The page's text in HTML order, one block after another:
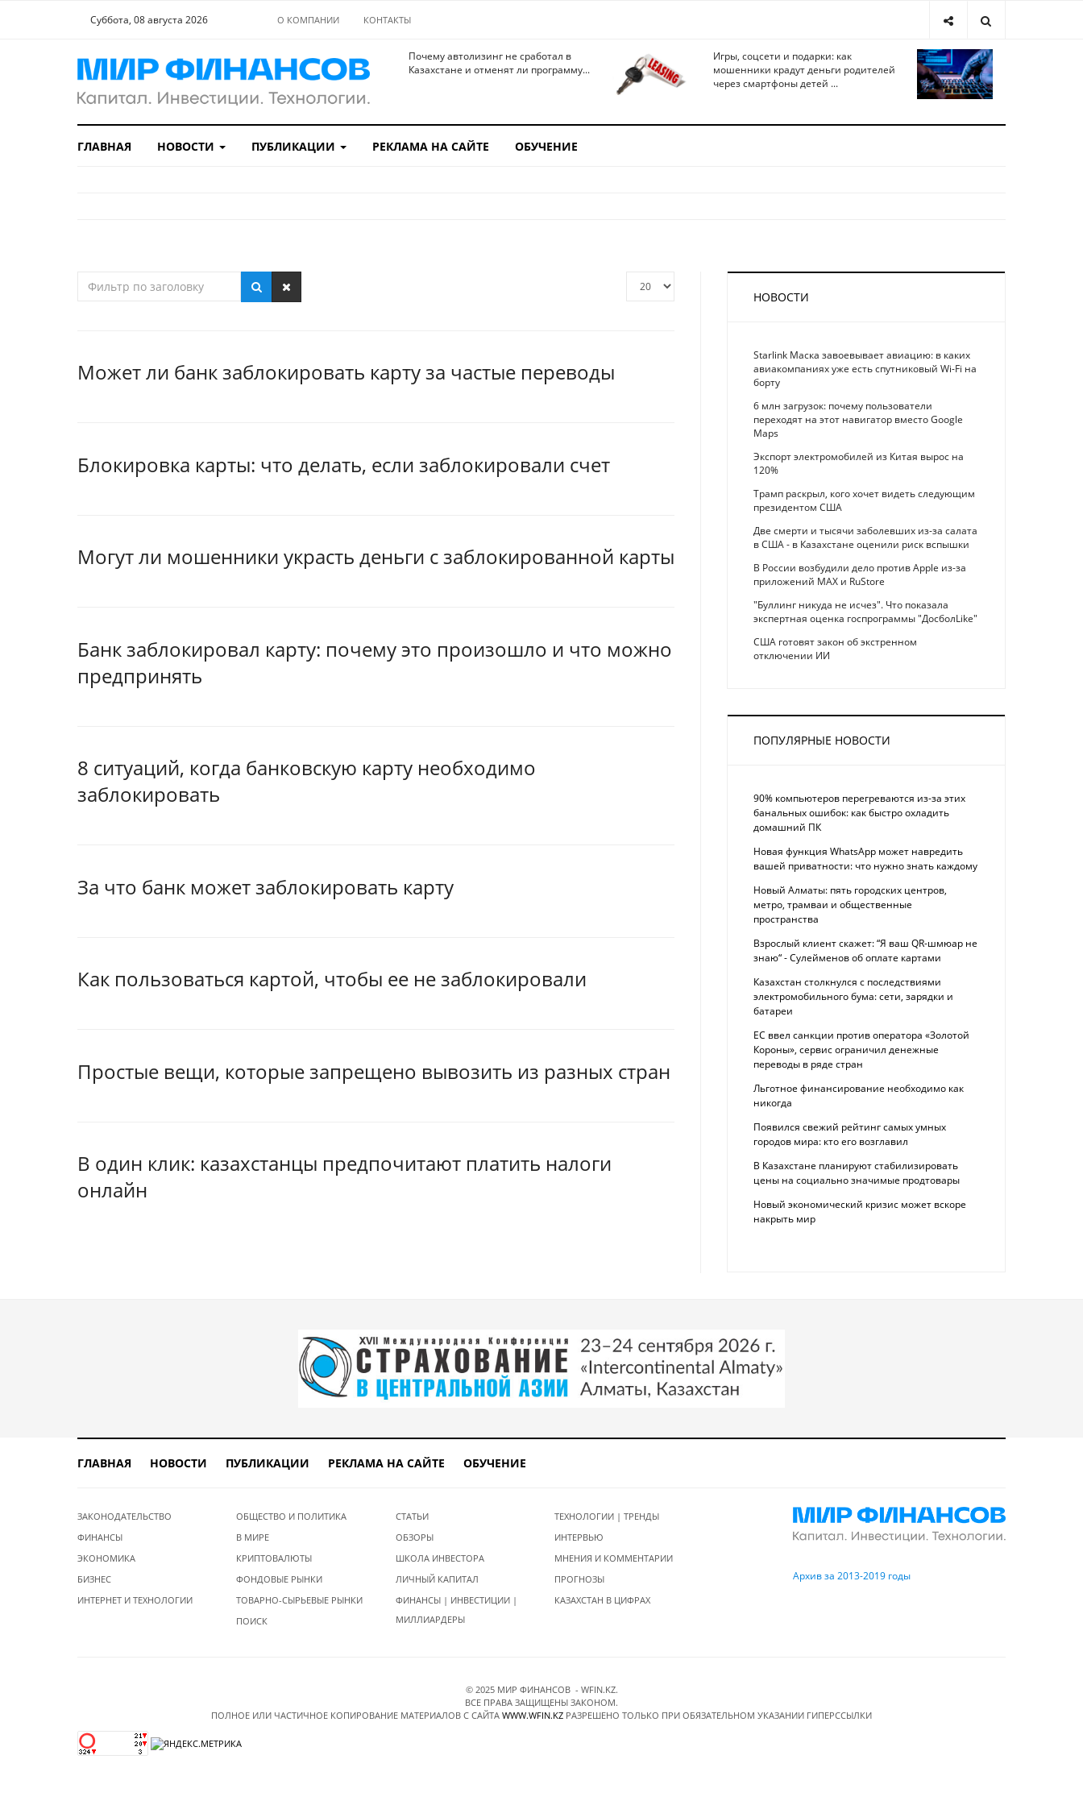
Суббота, 08 августа 2026 О КОМПАНИИ КОНТАКТЫ
Почему автолизинг не сработал в
Казахстане и отменят ли программу...
Игры, соцсети и подарки: как
мошенники крадут деньги родителей
через смартфоны детей ...
ГЛАВНАЯ НОВОСТИ ПУБЛИКАЦИИ РЕКЛАМА НА САЙТЕ ОБУЧЕНИЕ
Может ли банк заблокировать карту за частые переводы
Блокировка карты: что делать, если заблокировали счет
Могут ли мошенники украсть деньги с заблокированной карты
Банк заблокировал карту: почему это произошло и что можно
предпринять
8 ситуаций, когда банковскую карту необходимо
заблокировать
За что банк может заблокировать карту
Как пользоваться картой, чтобы ее не заблокировали
Простые вещи, которые запрещено вывозить из разных стран
В один клик: казахстанцы предпочитают платить налоги
онлайн
НОВОСТИ
Starlink Маска завоевывает авиацию: в каких
авиакомпаниях уже есть спутниковый Wi-Fi на
борту
6 млн загрузок: почему пользователи
переходят на этот навигатор вместо Google
Maps
Экспорт электромобилей из Китая вырос на
120%
Трамп раскрыл, кого хочет видеть следующим
президентом США
Две смерти и тысячи заболевших из-за салата
в США - в Казахстане оценили риск вспышки
В России возбудили дело против Apple из-за
приложений MAX и RuStore
"Буллинг никуда не исчез". Что показала
экспертная оценка госпрограммы "ДосболLike"
США готовят закон об экстренном
отключении ИИ
ПОПУЛЯРНЫЕ НОВОСТИ
90% компьютеров перегреваются из-за этих
банальных ошибок: как быстро охладить
домашний ПК
Новая функция WhatsApp может навредить
вашей приватности: что нужно знать каждому
Новый Алматы: пять городских центров,
метро, трамваи и общественные
пространства
Взрослый клиент скажет: “Я ваш QR-шмюар не
знаю“ - Сулейменов об оплате картами
Казахстан столкнулся с последствиями
электромобильного бума: сети, зарядки и
батареи
ЕС ввел санкции против оператора «Золотой
Короны», сервис ограничил денежные
переводы в ряде стран
Льготное финансирование необходимо как
никогда
Появился свежий рейтинг самых умных
городов мира: кто его возглавил
В Казахстане планируют стабилизировать
цены на социально значимые продтовары
Новый экономический кризис может вскоре
накрыть мир
ГЛАВНАЯ НОВОСТИ ПУБЛИКАЦИИ РЕКЛАМА НА САЙТЕ ОБУЧЕНИЕ
ЗАКОНОДАТЕЛЬСТВО
ФИНАНСЫ
ЭКОНОМИКА
БИЗНЕС
ИНТЕРНЕТ И ТЕХНОЛОГИИ
ОБЩЕСТВО И ПОЛИТИКА
В МИРЕ
КРИПТОВАЛЮТЫ
ФОНДОВЫЕ РЫНКИ
ТОВАРНО-СЫРЬЕВЫЕ РЫНКИ
ПОИСК
СТАТЬИ
ОБЗОРЫ
ШКОЛА ИНВЕСТОРА
ЛИЧНЫЙ КАПИТАЛ
ФИНАНСЫ | ИНВЕСТИЦИИ |
МИЛЛИАРДЕРЫ
ТЕХНОЛОГИИ | ТРЕНДЫ
ИНТЕРВЬЮ
МНЕНИЯ И КОММЕНТАРИИ
ПРОГНОЗЫ
КАЗАХСТАН В ЦИФРАХ
Архив за 2013-2019 годы
© 2025 МИР ФИНАНСОВ - WFIN.KZ.
ВСЕ ПРАВА ЗАЩИЩЕНЫ ЗАКОНОМ.
ПОЛНОЕ ИЛИ ЧАСТИЧНОЕ КОПИРОВАНИЕ МАТЕРИАЛОВ C САЙТА WWW.WFIN.KZ РАЗРЕШЕНО ТОЛЬКО ПРИ ОБЯЗАТЕЛЬНОМ УКАЗАНИИ ГИПЕРССЫЛКИ